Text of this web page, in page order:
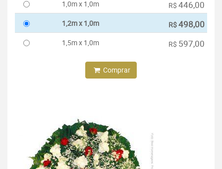
1,0m x 1,0m R$ 446,00
1,2m x 1,0m R$498,00
1,5m x 1,0m R$ 597,00
Comprar